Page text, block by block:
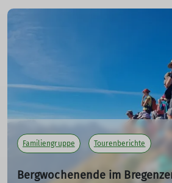
Die Zutaten für ein gelungenes
Familiengruppe Tourenberichte
Bergwochenende im